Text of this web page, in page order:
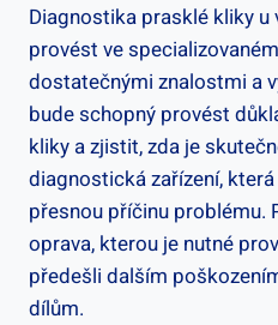
Diagnostika prasklé ‌kliky
provést ve⁣
dostatečnými ​znalostmi a
bude schopný provést
kliky a zjistit, zda je
diagnostická zařízení,
‌přesnou příčinu ​problému.
oprava, kterou je nutné
předešli dalším
‌dílům.